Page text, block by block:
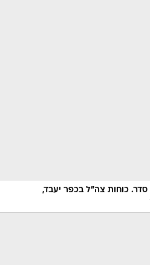
כוחות צה"ל בכפר יעבד,